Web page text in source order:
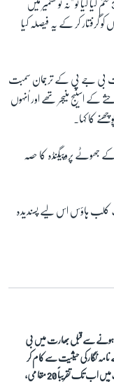
دورانِ گفتگو دگ وجے سنگھ کا مزید کہنا تھا کہ جب آرٹیکل 370 ختم کیا گیا تو "نہ تو کشمیر میں
گرفتار کر کے یہ فیصلہ کیا
بی جے پی کے ترجمان سمبت
کے اسٹیج منیجر تھے اور اُنہوں
جھوٹے پروپیگنڈہ کا حصہ
کلب ہاؤس اس لیے پسندیدہ
وابستہ ہونے سے قبل بھارت میں بی
نگار کی حیثیت سے کام کر
چکے ہیں۔ انہیں ان کی صحافتی خدمات کے اعتراف میں اب تک تقریباً 20 مقامی،